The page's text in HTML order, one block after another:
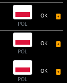
POL
OK
POL
OK
POL
OK